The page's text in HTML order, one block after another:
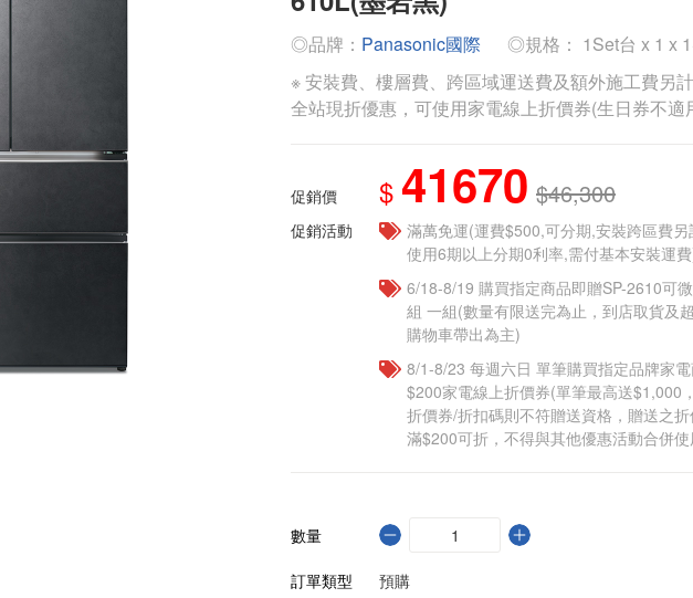
◎品牌： Panasonic國際
◎規格： 1Set台 x 1 x
※ 安裝費、樓層費、跨區域運送費及額外施工費另
全站現折優惠，可使用家電線上折價券(生日券不適
促銷價 $ 41670 $46,300
促銷活動
滿萬免運(運費$500,可分期,安裝跨區費
使用6期以上分期0利率,需付基本安裝運
6/18-8/19 購買指定商品即贈SP-2610可
組 一組(數量有限送完為止，到店取貨及
購物車帶出為主)​
8/1-8/23 每週六日 單筆購買指定品牌家
$200家電線上折價券(單筆最高送$1,000
折價券/折扣碼則不符贈送資格，贈送之
滿$200可折，不得與其他優惠活動合併
數量
訂單類型 預購